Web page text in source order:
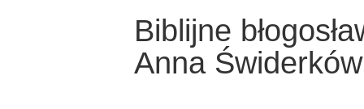
Biblijne
Anna